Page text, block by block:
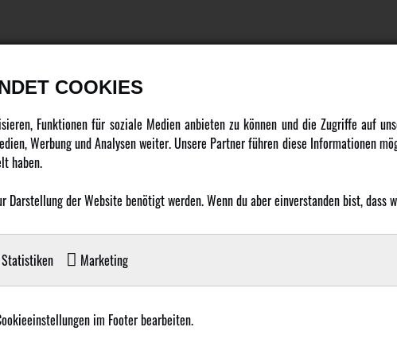
DATENSCHUTZ
LANGUAGE
COOKIES
Funktionen für soziale Medien anbieten zu können und die Zugriffe auf
Werbung und Analysen weiter. Unsere Partner führen diese Informationen
haben.
Darstellung der Website benötigt werden. Wenn du aber einverstanden bist,
Statistiken Marketing
im Footer bearbeiten.